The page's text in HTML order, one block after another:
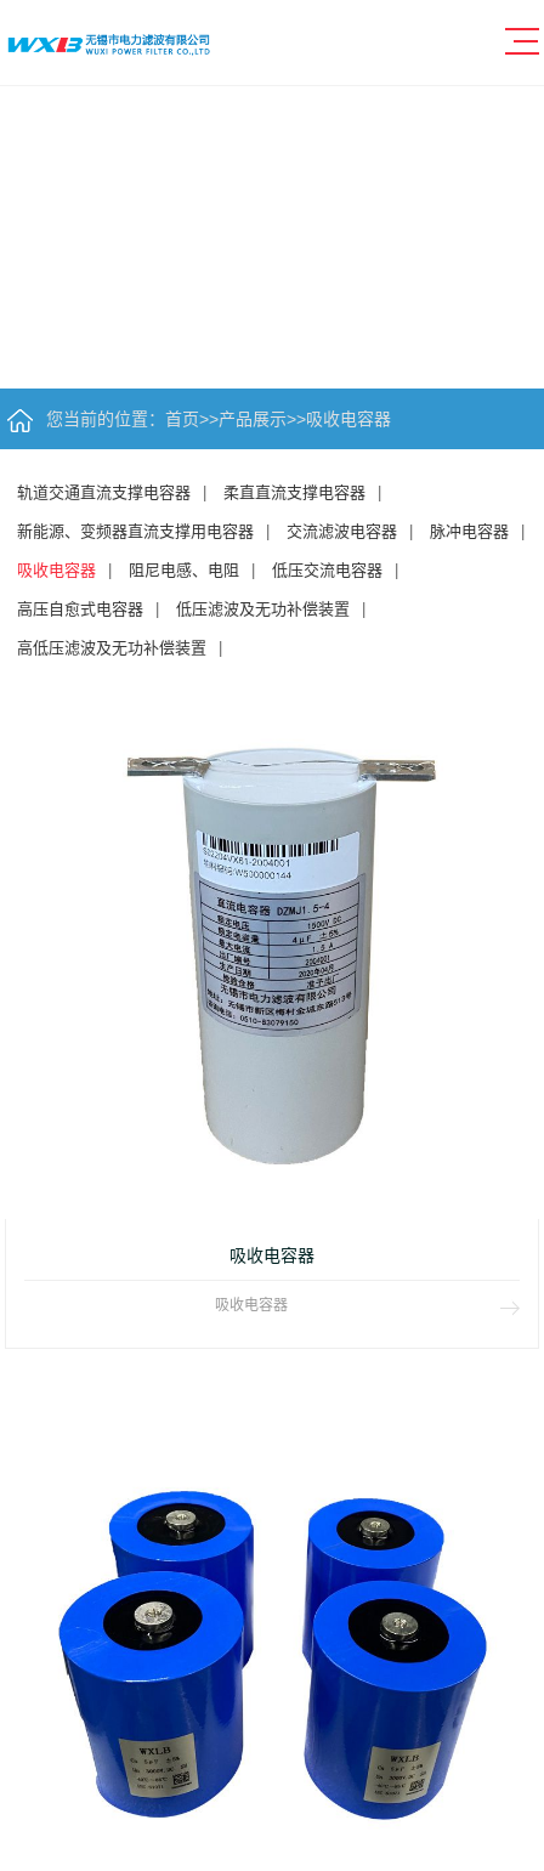
您当前的位置：首页>>产品展示>>吸收电容器
轨道交通直流支撑电容器 柔直直流支撑电容器
新能源、变频器直流支撑用电容器 交流滤波电容器 脉冲电容器
吸收电容器 阻尼电感、电阻 低压交流电容器
高压自愈式电容器 低压滤波及无功补偿装置
高低压滤波及无功补偿装置
吸收电容器
吸收电容器